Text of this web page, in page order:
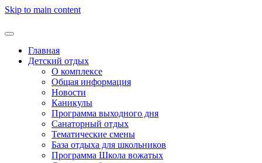
Skip to main content
Главная
Детский отдых
О комплексе
Общая информация
Новости
Каникулы
Программа выходного дня
Санаторный отдых
Тематические смены
База отдыха для школьников
Программа Школа вожатых